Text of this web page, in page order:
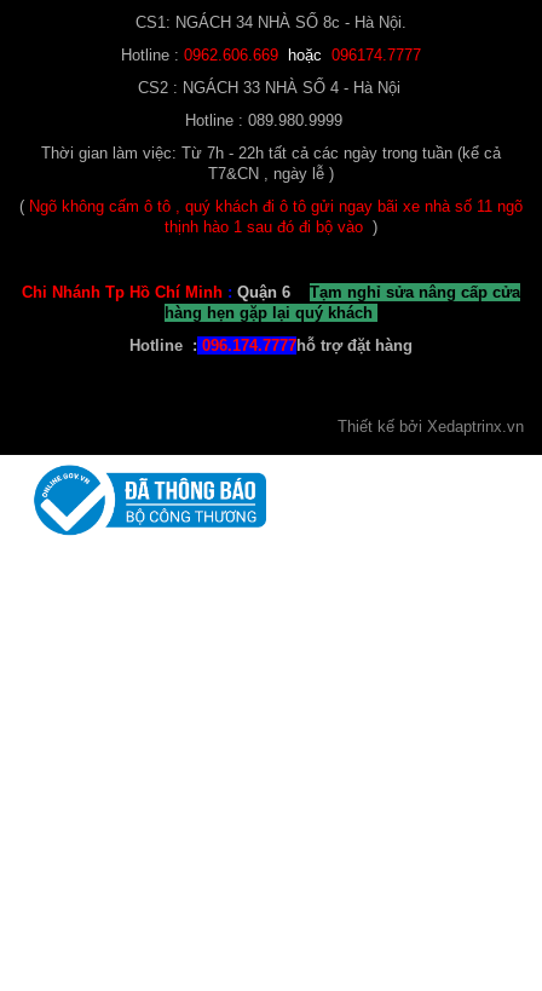
Xe Đạp RIDER Plus S20 ( 6 - 12 tuổi )
2.350.000 ₫ 2.100.000 ₫
CS1: NGÁCH 34 NHÀ SỐ 8c - Hà Nội.
Hotline : 0962.606.669 hoặc 096174.7777
CS2 : NGÁCH 33 NHÀ SỐ 4 - Hà Nội
Hotline : 089.980.9999
Thời gian làm việc: Từ 7h - 22h tất cả các ngày trong tuần (kể cả
T7&CN , ngày lễ )
( Ngõ không cấm ô tô , quý khách đi ô tô gửi ngay bãi xe nhà số 11 ngõ
thịnh hào 1 sau đó đi bộ vào )
Chi Nhánh Tp Hồ Chí Minh : Quận 6 Tạm nghỉ sửa nâng cấp cửa
hàng hẹn gặp lại quý khách
Hotline : 096.174.7777hỗ trợ đặt hàng
Thiết kế bởi Xedaptrinx .vn